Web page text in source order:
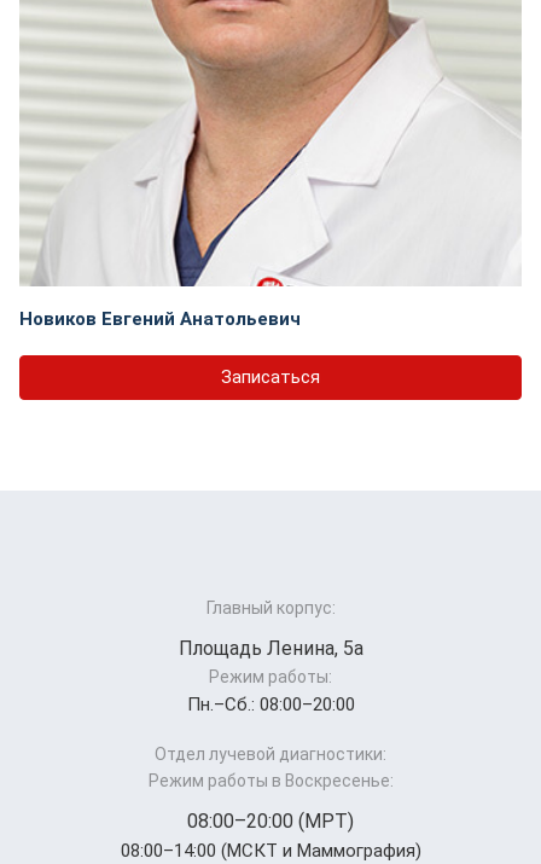
Новиков Евгений Анатольевич
Записаться
Главный корпус:
Площадь Ленина, 5а
Режим работы:
Пн.–Cб.: 08:00–20:00
Отдел лучевой диагностики:
Режим работы в Воскресенье:
08:00–20:00 (МРТ)
08:00–14:00 (МСКТ и Маммография)